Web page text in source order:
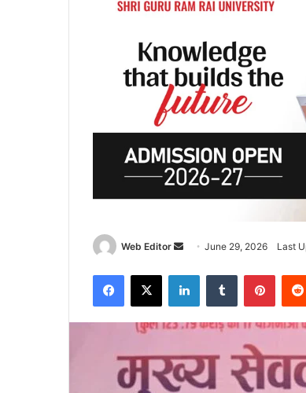
Web Editor
a
e
m
June 29, 2026 Last